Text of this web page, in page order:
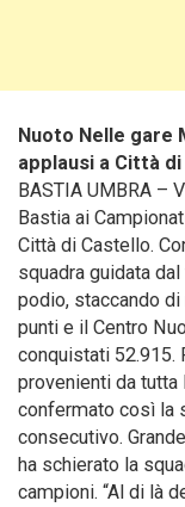
Nuoto Nelle gare
applausi a Città
BASTIA UMBRA –
Bastia ai
Città di Castello.
squadra guidata
podio, staccando
punti e il Centro
conquistati 52.915.
provenienti da tutta
confermato così la
consecutivo.
ha schierato la
campioni. “Al di là